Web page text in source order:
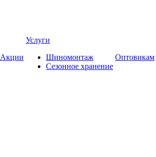
Акции
Услуги
Шиномонтаж
Сезонное хранение
Оптовикам